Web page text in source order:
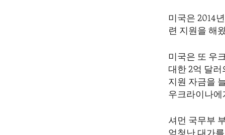
미국은 2014
련 지원을 해
미국은 또 우
대한 2억 달
지원 자금을
우크라이나
셔먼 국무부